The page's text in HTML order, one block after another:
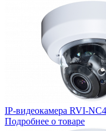
IP-видеокамера RVI-
Подробнее о товаре